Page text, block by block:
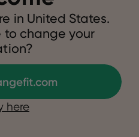
wat kilo's kwijt,
waar je moet
in United States.
to change your
here